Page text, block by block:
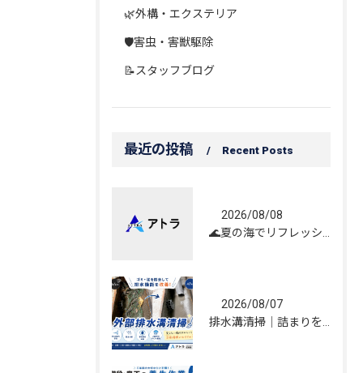
🌿外構・エクステリア
🛡️害虫・害獣駆除
📝スタッフブログ
最近の投稿 Recent Posts
2026/08/08
🌊夏の海でリフレッシュしてきました！☀️
2026/08/07
排水溝清掃｜詰まりを解消し、雨水の流れを改善しました！